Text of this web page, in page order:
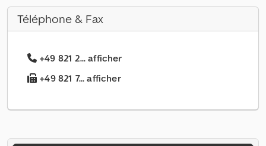
Téléphone & Fax
+49 821 2... afficher
+49 821 7... afficher